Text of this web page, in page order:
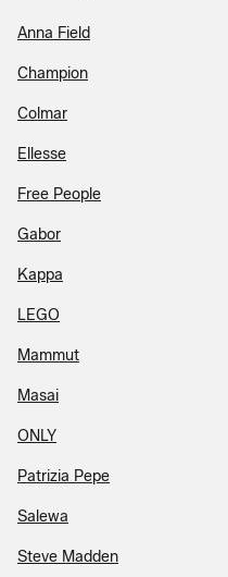
Anna Field
Champion
Colmar
Ellesse
Free People
Gabor
Kappa
LEGO
Mammut
Masai
ONLY
Patrizia Pepe
Salewa
Steve Madden